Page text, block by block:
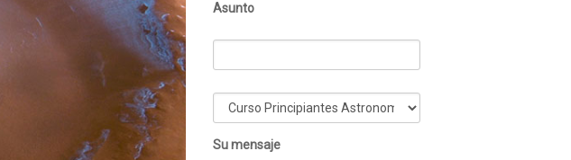
Asunto
Su mensaje